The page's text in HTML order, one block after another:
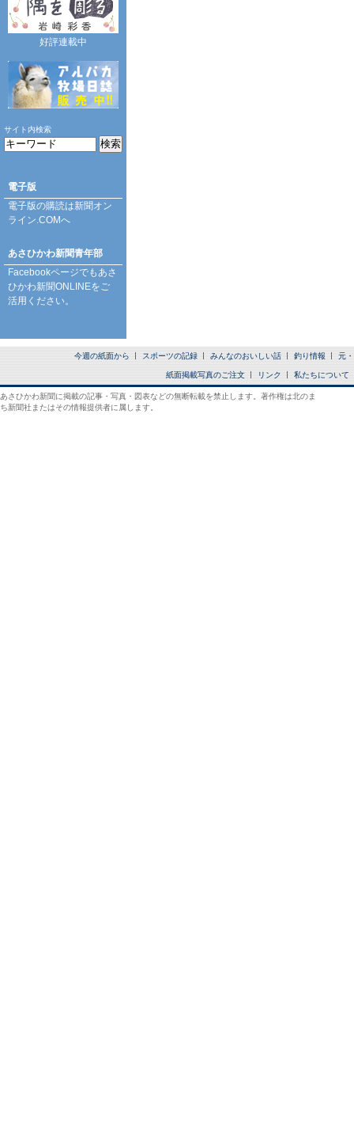
好評連載中
サイト内検索
電子版
電子版の購読は新聞オン
ライン.COMへ
あさひかわ新聞青年部
Facebookページでもあさ
ひかわ新聞ONLINEをご
活用ください。
今週の紙面から スポーツの記録 みんなのおいしい話 釣り情報 元
紙面掲載写真のご注文 リンク 私たちについて
あさひかわ新聞に掲載の記事・写真・図表などの無断転載を禁止します。著作権は北のま
ち新聞社またはその情報提供者に属します。